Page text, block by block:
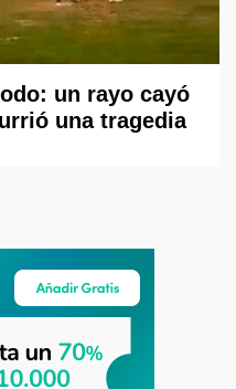
un rayo cayó
una tragedia